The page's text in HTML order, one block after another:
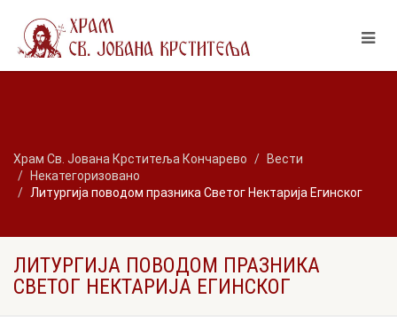
Храм Св. Јована Крститеља Кончарево
Вести
Некатегоризовано
Литургија поводом празника Светог Нектарија Егинског
ЛИТУРГИЈА ПОВОДОМ ПРАЗНИКА
СВЕТОГ НЕКТАРИЈА ЕГИНСКОГ